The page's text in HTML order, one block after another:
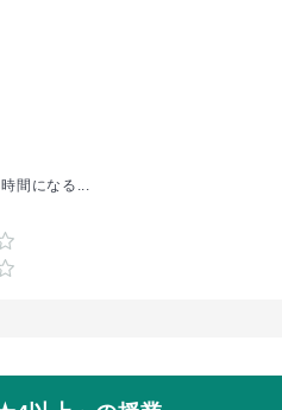
間になる...